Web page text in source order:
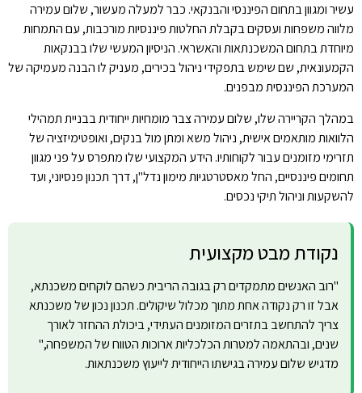
עשיר ומגוון בתחום הפיננסי והבנקאי. כבר למעלה מעשור, שלום עמירה
מלווה משפחות ועסקים בקבלת החלטות פיננסיות מורכבות, עם התמחות
מיוחדת בתחום המשכנתאות והאשראי. הניסיון המעשי שלו בבנקאות
הקמעונאית, שם שימש בתפקידי ניהול בכירים, מעניק לו הבנה מעמיקה של
המערכת הפיננסית מבפנים.
במהלך הקריירה שלו, שלום עמירה צבר מומחיות ייחודית בבניית תמהילי
הלוואות מותאמים אישית, ניהול משא ומתן מול בנקים, ואופטימיזציה של
תזרימי מזומנים עבור לקוחותיו. הידע המקצועי שלו מתפרס על פני מגוון
תחומים פיננסיים, החל מאסטרטגיות מימון נדל"ן, דרך תכנון פנסיוני, ועד
להשקעות וניהול תיקי נכסים.
נקודת מבט מקצועית
"רוב האנשים מתמקדים רק בגובה הריבית כשהם לוקחים משכנתא,
אבל זו רק נקודה אחת מתוך מכלול שיקולים. תכנון נכון של משכנתא
צריך להתחשב בתזרים המזומנים העתידי, ביכולת ההחזר לאורך
שנים, ובהתאמה למטרות הכלכליות ארוכות הטווח של המשפחה,"
מדגיש שלום עמירה בגישתו הייחודית לייעוץ משכנתאות.